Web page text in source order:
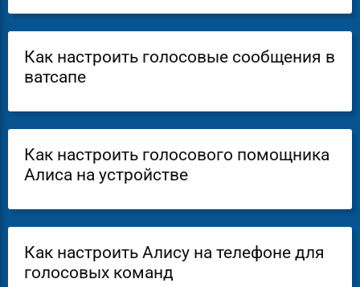
Как настроить голосовые сообщения в
ватсапе
Как настроить голосового помощника
Алиса на устройстве
Как настроить Алису на телефоне для
голосовых команд